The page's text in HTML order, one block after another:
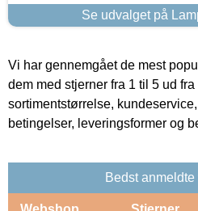
Se udvalget på
Vi har gennemgået de mest
dem med stjerner fra 1 til 5 ud
sortimentstørrelse,
betingelser, leveringsformer og
Bedst